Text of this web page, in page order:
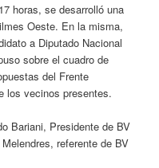
horas, se desarrolló una
Oeste. En la misma,
a Diputado Nacional
sobre el cuadro de
del Frente
los vecinos presentes.
Bariani, Presidente de BV
referente de BV